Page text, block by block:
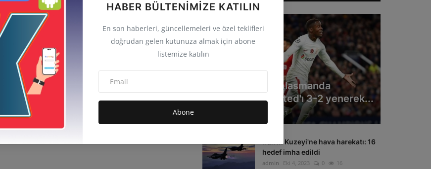
HABER BÜLTENIMIZE KATILIN
En son haberleri, güncellemeleri ve özel teklifleri
doğrudan gelen kutunuza almak için abone
listemize katılın
Abone
GÜNCEL
Galatasaray deplasmanda
Manchester United'ı 3-2 yenerek...
33
Irak'ın Kuzeyi'ne hava harekatı: 16
hedef imha edildi
admin Eki 4, 2023 0 16